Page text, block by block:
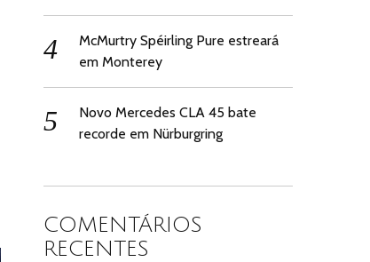
McMurtry Spéirling Pure estreará
em Monterey
Novo Mercedes CLA 45 bate
recorde em Nürburgring
COMENTÁRIOS
RECENTES